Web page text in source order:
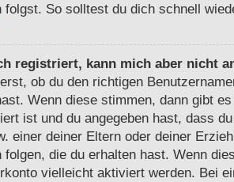
folgst. So solltest du dich schnell
registriert, kann mich aber nicht
ob du den richtigen
Wenn diese stimmen, dann gibt
ist und du angegeben hast, dass
einer deiner Eltern oder deiner
folgen, die du erhalten hast. Wenn
vielleicht aktiviert werden. Bei